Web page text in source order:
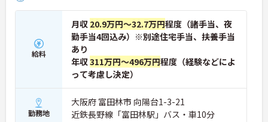
給料
月収 20.9万円～32.7万円程度（諸手当、夜
勤手当4回込み）※別途住宅手当、扶養手当
あり
年収311万円～496万円程度（経験などによ
って考慮し決定）
勤務地
大阪府 富田林市 向陽台1-3-21
近鉄長野線「富田林駅」バス・車10分